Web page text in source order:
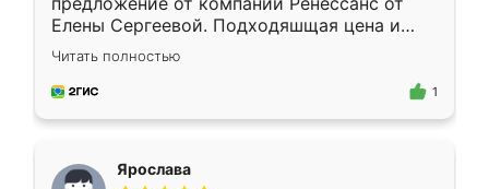
Елены Сергеевой. Подходяшщая цена и
короткие сроки изготовления. Приехавший
для замера сотрудник Владислав
предложил по моему эскизу самый
Читать полностью
1
Ярослава